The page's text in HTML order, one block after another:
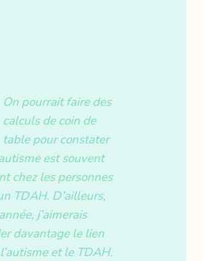
On pourrait faire des
calculs de coin de
table pour constater
est souvent
chez les personnes
TDAH. D’ailleurs,
j’aimerais
davantage le lien
et le TDAH.